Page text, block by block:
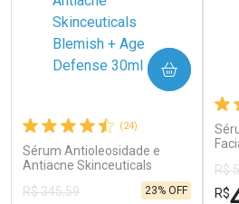
Ativar Desconto
Por R$ 49,59/cada
Por R$ 49,59/cada
(24)
Sérum Antioleosidade e
Antiacne Skinceuticals
Blemish + Age Defense 30ml
R$ 345,59
23% OFF
COMPRAR
R$
R$